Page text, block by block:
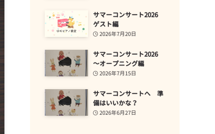
サマーコンサート2026
ゲスト編
2026年7月20日
サマーコンサート2026
～オープニング編
2026年7月15日
サマーコンサートへ 準
備はいいかな？
2026年6月27日